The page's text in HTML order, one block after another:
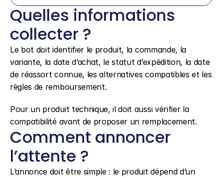
Quelles informations
collecter ?
Le bot doit identifier le produit, la commande, la
variante, la date d’achat, le statut d’expédition, la date
de réassort connue, les alternatives compatibles et les
règles de remboursement.
Pour un produit technique, il doit aussi vérifier la
compatibilité avant de proposer un remplacement.
Comment annoncer
l’attente ?
L’annonce doit être simple : le produit dépend d’un